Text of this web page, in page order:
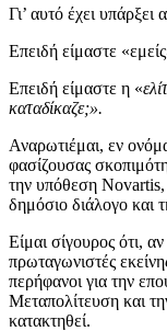
Γι’ αυτό έχει
Επειδή είμαστε
Επειδή είμαστε η «ελίτ
καταδίκαζε;».
Αναρωτιέμαι, εν
φασίζουσας
την υπόθεση
δημόσιο διάλογο και
Είμαι σίγουρος ότι,
πρωταγωνιστές
περήφανοι για την
Μεταπολίτευση και
κατακτηθεί.